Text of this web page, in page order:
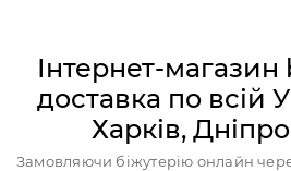
Інтернет-
доставка по всій
Харків,
Замовляючи біжутерію онлайн